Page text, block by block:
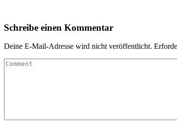
Schreibe einen Kommentar
Deine E-Mail-Adresse wird nicht veröffentlicht.